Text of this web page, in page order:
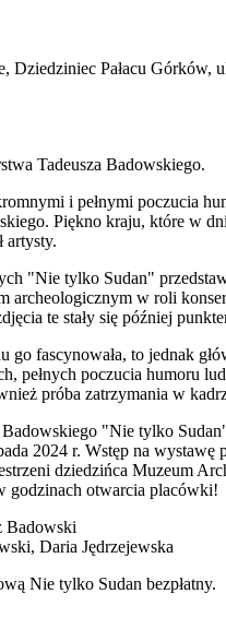
Dziedziniec Pałacu Górków,
Tadeusza Badowskiego.
i pełnymi poczucia
Piękno kraju, które w
artysty.
"Nie tylko Sudan"
archeologicznym w roli
te stały się później
go fascynowała, to jednak
pełnych poczucia humoru
próba zatrzymania w
Badowskiego "Nie tylko
2024 r. Wstęp na
dziedzińca Muzeum
godzinach otwarcia placówki!
Badowski
Daria Jędrzejewska
Nie tylko Sudan bezpłatny.